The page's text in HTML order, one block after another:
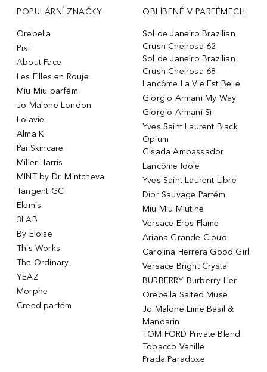
POPULÁRNÍ ZNAČKY
Orebella
Pixi
About-Face
Les Filles en Rouje
Miu Miu parfém
Jo Malone London
Lolavie
Alma K
Pai Skincare
Miller Harris
MINT by Dr. Mintcheva
Tangent GC
Elemis
3LAB
By Eloise
This Works
The Ordinary
YEAZ
Morphe
Creed parfém
OBLÍBENÉ V PARFÉMECH
Sol de Janeiro Brazilian
Crush Cheirosa 62
Sol de Janeiro Brazilian
Crush Cheirosa 68
Lancôme La Vie Est Belle
Giorgio Armani My Way
Giorgio Armani Sì
Yves Saint Laurent Black
Opium
Gisada Ambassador
Lancôme Idôle
Yves Saint Laurent Libre
Dior Sauvage Parfém
Miu Miu Miutine
Versace Eros Flame
Ariana Grande Cloud
Carolina Herrera Good Girl
Versace Bright Crystal
BURBERRY Burberry Her
Orebella Salted Muse
Jo Malone Lime Basil &
Mandarin
TOM FORD Private Blend
Tobacco Vanille
Prada Paradoxe